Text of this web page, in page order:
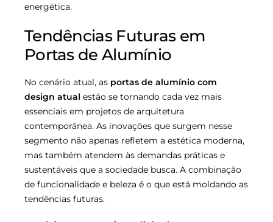
energética.
Tendências Futuras em
Portas de Alumínio
No cenário atual, as portas de alumínio com
design atual estão se tornando cada vez mais
essenciais em projetos de arquitetura
contemporânea. As inovações que surgem nesse
segmento não apenas refletem a estética moderna,
mas também atendem às demandas práticas e
sustentáveis que a sociedade busca. A combinação
de funcionalidade e beleza é o que está moldando as
tendências futuras.